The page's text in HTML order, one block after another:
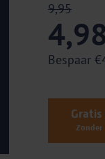
9,95
4,98
Bespaar